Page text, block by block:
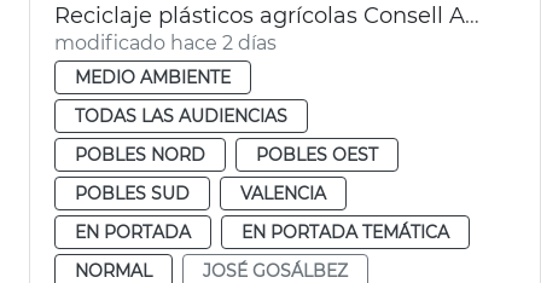
Reciclaje plásticos agrícolas Consell Agrari València
modificado hace 2 días
MEDIO AMBIENTE
TODAS LAS AUDIENCIAS
POBLES NORD
POBLES OEST
POBLES SUD
VALENCIA
EN PORTADA
EN PORTADA TEMÁTICA
NORMAL
JOSÉ GOSÁLBEZ